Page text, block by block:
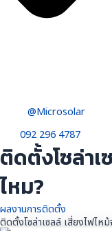
@Microsolar
092 296 4787
ติดตั้งโซล่าเ
ไหม?
ผลงานการติดตั้ง
ติดตั้งโซล่าเซลล์ เสี่ยงไฟไห